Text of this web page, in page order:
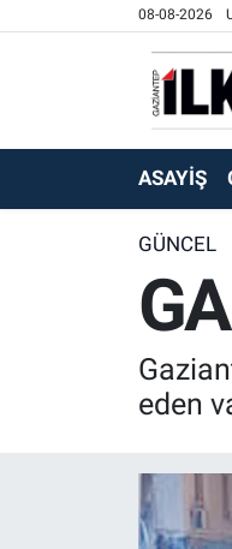
08-08-2026
ASAYİŞ
GÜNCEL
eden
EKONOMİ
SİYASET
SAĞLIK
TEKNOLOJİ
KÜLTÜR - SANAT
Beyoğlu Hava
Beyoğlu Trafik
Süper Lig Puan
Tüm Manşetler
Son Dakika
Haber Arşivi